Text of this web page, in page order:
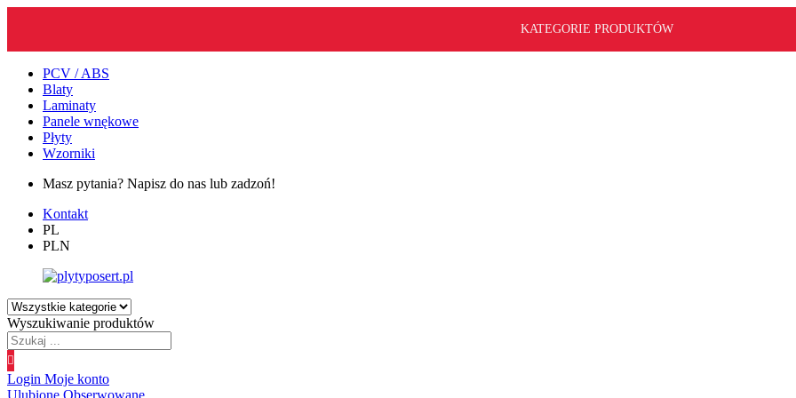
KATEGORIE PRODUKTÓW
PCV / ABS
Blaty
Laminaty
Panele wnękowe
Płyty
Wzorniki
Masz pytania? Napisz do nas lub zadzoń!
Kontakt
PL
PLN
Wyszukiwanie produktów
Login Moje konto
Ulubione Obserwowane